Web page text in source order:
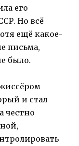
его
Но всё
ещё какое-
письма,
было.
и стал
честно